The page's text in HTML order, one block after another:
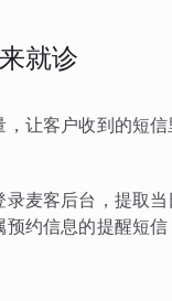
就诊
让客户收到的短信
麦客后台，提取当
约信息的提醒短信